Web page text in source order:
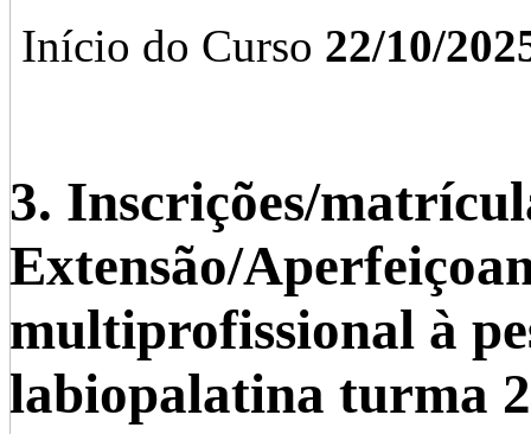
Início do Curso 22/10/
3. Inscrições/
Extensão/
multiprofissional à
labiopalatina turma